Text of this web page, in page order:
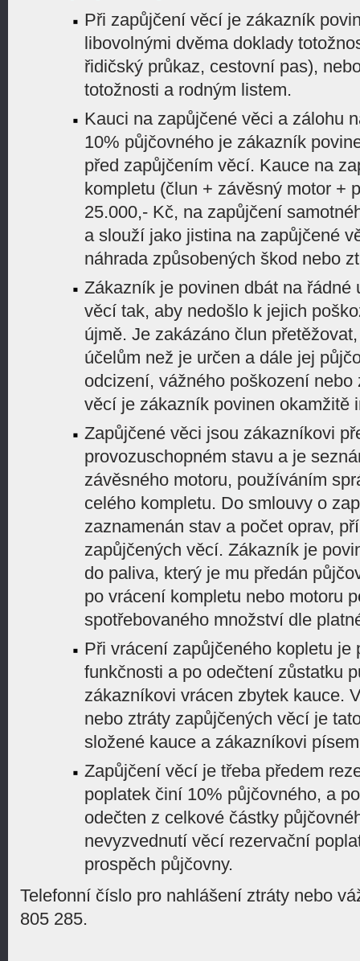
Při zapůjčení věcí je zákazník
libovolnými dvěma doklady
řidičský průkaz, cestovní pas),
totožnosti a rodným listem.
Kauci na zapůjčené věci a zálohu
10% půjčovného je zákazník
před zapůjčením věcí. Kauce na
kompletu (člun + závěsný motor +
25.000,- Kč, na zapůjčení
a slouží jako jistina na zapůjčené
náhrada způsobených škod nebo
Zákazník je povinen dbát na řádné
věcí tak, aby nedošlo k jejich
újmě. Je zakázáno člun
účelům než je určen a dále jej
odcizení, vážného poškození nebo
věcí je zákazník povinen okamžitě
Zapůjčené věci jsou zákazníkovi
provozuschopném stavu a je
závěsného motoru, používáním
celého kompletu. Do smlouvy o
zaznamenán stav a počet oprav,
zapůjčených věcí. Zákazník je
do paliva, který je mu předán
po vrácení kompletu nebo motoru
spotřebovaného množství dle
Při vrácení zapůjčeného kopletu je
funkčnosti a po odečtení zůstatku
zákazníkovi vrácen zbytek kauce.
nebo ztráty zapůjčených věcí je
složené kauce a zákazníkovi
Zapůjčení věcí je třeba předem
poplatek činí 10% půjčovného, a
odečten z celkové částky
nevyzvednutí věcí rezervační
prospěch půjčovny.
Telefonní číslo pro nahlášení ztráty nebo
805 285.